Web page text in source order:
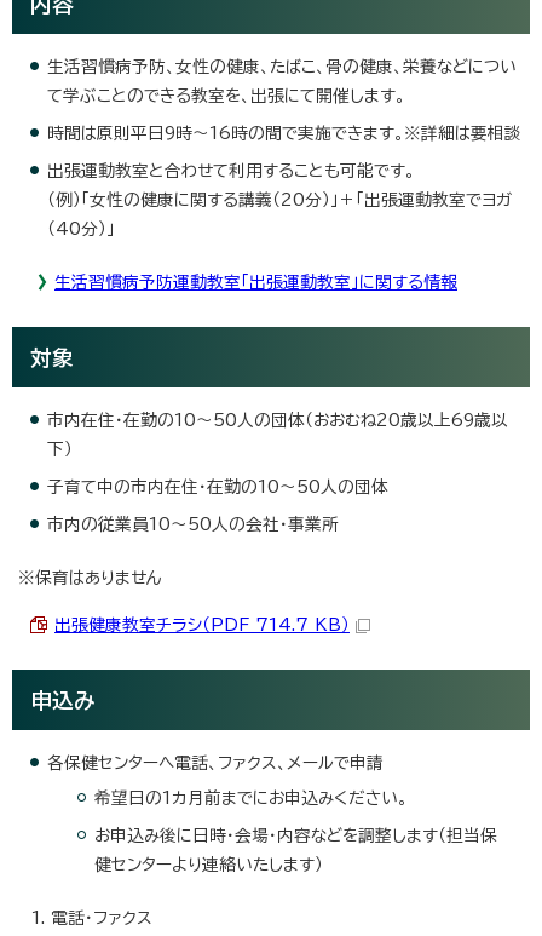
生活習慣病予防、女性の健康、たばこ、骨の健康、栄養などについ
て学ぶことのできる教室を、出張にて開催します。
時間は原則平日9時～16時の間で実施できます。※詳細は要相談
出張運動教室と合わせて利用することも可能です。
（例）「女性の健康に関する講義（20分）」＋「出張運動教室でヨガ
（40分）」
生活習慣病予防運動教室「出張運動教室」に関する情報
対象
市内在住・在勤の10～50人の団体（おおむね20歳以上69歳以
下）
子育て中の市内在住・在勤の10～50人の団体
市内の従業員10～50人の会社・事業所
※保育はありません
出張健康教室チラシ（PDF 714.7 KB）
申込み
各保健センターへ電話、ファクス、メールで申請
希望日の1カ月前までにお申込みください。
お申込み後に日時・会場・内容などを調整します（担当保
健センターより連絡いたします）
電話・ファクス